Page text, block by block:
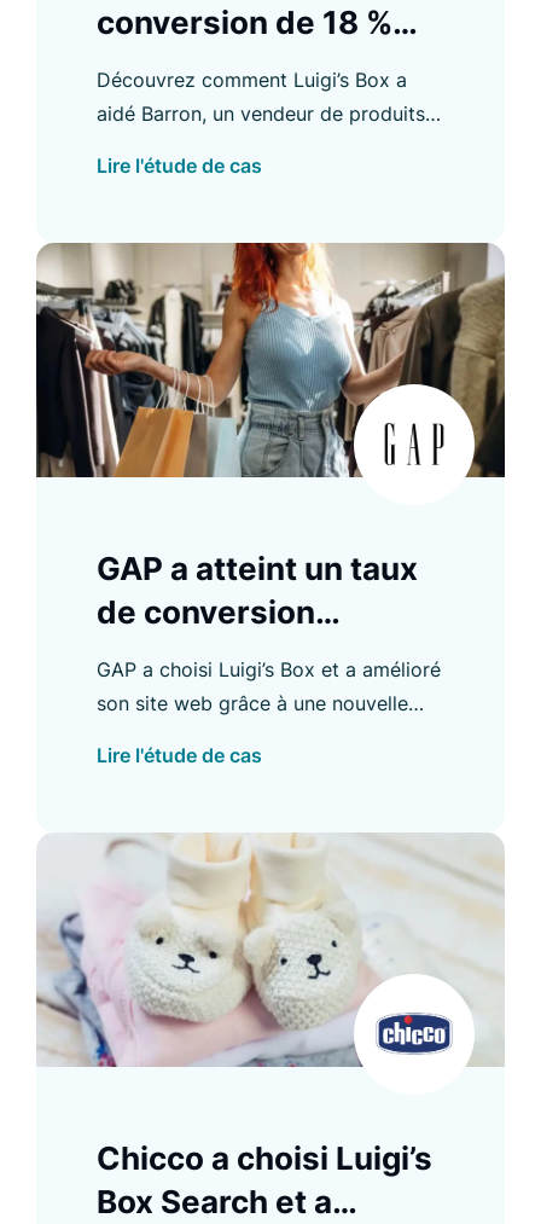
conversion de 18 %
pour les Product
Listing
Découvrez comment Luigi’s Box a
aidé Barron, un vendeur de produits
de conversion e-commerce, et bien
Lire l'étude de cas
GAP a atteint un taux
de conversion
Recommender de 28
%
GAP a choisi Luigi’s Box et a amélioré
son site web grâce à une nouvelle
des résultats sur plusieurs domaines.
Lire l'étude de cas
Chicco a choisi Luigi’s
Box Search et a